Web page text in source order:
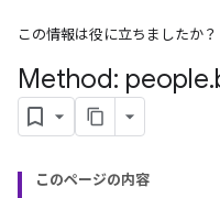
この情報は役に立ちましたか？
Method: people.
このページの内容